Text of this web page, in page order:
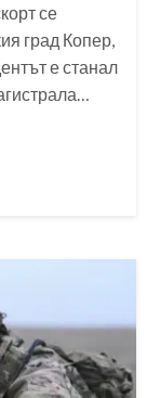
се
град Копер,
е станал